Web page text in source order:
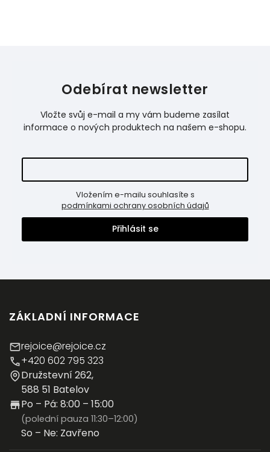
Odebírat newsletter
Vložte svůj e-mail a my vám budeme zasílat
informace o nových produktech na našem e-shopu.
podmínkami ochrany osobních údajů
Přihlásit se
ZÁKLADNÍ INFORMACE
rejoice@rejoice.cz
+420 602 795 323
Družstevní 262,
588 51 Batelov
Po – Pá: 8:00 – 15:00
(polední pauza 11:30–12:00)
So – Ne: Zavřeno